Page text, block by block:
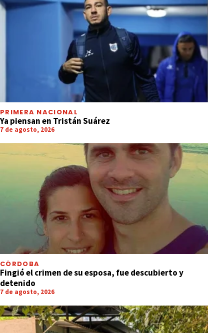
PRIMERA NACIONAL
Ya piensan en Tristán Suárez
7 de agosto, 2026
CÓRDOBA
Fingió el crimen de su esposa, fue descubierto y
detenido
7 de agosto, 2026